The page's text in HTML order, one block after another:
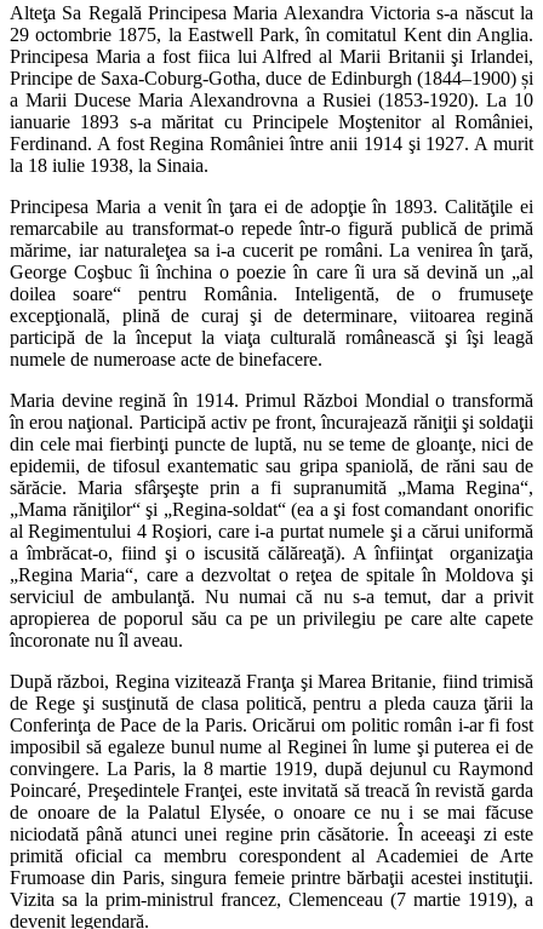
Alteţa Sa Regală Principesa Maria Alexandra Victoria s-a născut la
29 octombrie 1875, la Eastwell Park, în comitatul Kent din Anglia.
Principesa Maria a fost fiica lui Alfred al Marii Britanii şi Irlandei,
Principe de Saxa-Coburg-Gotha, duce de Edinburgh (1844–1900) și
a Marii Ducese Maria Alexandrovna a Rusiei (1853-1920). La 10
ianuarie 1893 s-a măritat cu Principele Moştenitor al României,
Ferdinand. A fost Regina României între anii 1914 şi 1927. A murit
la 18 iulie 1938, la Sinaia.
Principesa Maria a venit în ţara ei de adopţie în 1893. Calităţile ei
remarcabile au transformat-o repede într-o figură publică de primă
mărime, iar naturaleţea sa i-a cucerit pe români. La venirea în ţară,
George Coşbuc îi închina o poezie în care îi ura să devină un „al
doilea soare“ pentru România. Inteligentă, de o frumuseţe
excepţională, plină de curaj şi de determinare, viitoarea regină
participă de la început la viaţa culturală românească şi îşi leagă
numele de numeroase acte de binefacere.
Maria devine regină în 1914. Primul Război Mondial o transformă
în erou naţional. Participă activ pe front, încurajează răniţii şi soldaţii
din cele mai fierbinţi puncte de luptă, nu se teme de gloanţe, nici de
epidemii, de tifosul exantematic sau gripa spaniolă, de răni sau de
sărăcie. Maria sfârşeşte prin a fi supranumită „Mama Regina“,
„Mama răniţilor“ şi „Regina-soldat“ (ea a şi fost comandant onorific
al Regimentului 4 Roşiori, care i-a purtat numele şi a cărui uniformă
a îmbrăcat-o, fiind şi o iscusită călăreaţă). A înfiinţat organizaţia
„Regina Maria“, care a dezvoltat o reţea de spitale în Moldova şi
serviciul de ambulanţă. Nu numai că nu s-a temut, dar a privit
apropierea de poporul său ca pe un privilegiu pe care alte capete
încoronate nu îl aveau.
După război, Regina vizitează Franţa şi Marea Britanie, fiind trimisă
de Rege şi susţinută de clasa politică, pentru a pleda cauza ţării la
Conferinţa de Pace de la Paris. Oricărui om politic român i-ar fi fost
imposibil să egaleze bunul nume al Reginei în lume şi puterea ei de
convingere. La Paris, la 8 martie 1919, după dejunul cu Raymond
Poincaré, Preşedintele Franţei, este invitată să treacă în revistă garda
de onoare de la Palatul Elysée, o onoare ce nu i se mai făcuse
niciodată până atunci unei regine prin căsătorie. În aceeaşi zi este
primită oficial ca membru corespondent al Academiei de Arte
Frumoase din Paris, singura femeie printre bărbaţii acestei instituţii.
Vizita sa la prim-ministrul francez, Clemenceau (7 martie 1919), a
devenit legendară.